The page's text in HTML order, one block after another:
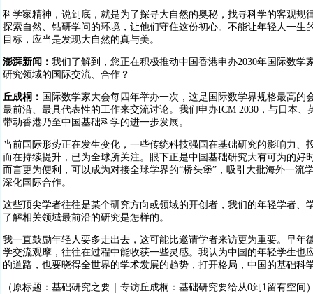
科学家精神，说到底，就是为了探寻大自然的奥秘，找寻科学的客观
探索自然、钻研学问的环境，让他们守住这份初心。不能让年轻人一生
目标，应当是发现大自然的真与美。
澎湃新闻： 我们了解到，您正在积极推动中国香港申办2030年国际数
研究领域的国际交流、合作？
丘成桐： 国际数学家大会每四年举办一次，这是国际数学界规格最高
最前沿、最具代表性的工作来交流讨论。我们申办ICM 2030，与日本
带动香港乃至中国基础科学的进一步发展。
当前国际形势正在发生变化，一些传统科技强国在基础研究的影响力
而在持续提升，已为全球所关注。眼下正是中国基础研究大有可为的
而言更为便利，可以成为对接全球学界的“桥头堡”，吸引大批海外一
深化国际合作。
这些顶尖学者往往是某个研究方向或领域的开创者，我们的年轻学者
了解相关领域最前沿的研究是怎样的。
我一直鼓励年轻人要多走出去，这可能比邀请学者来访更为重要。早
学交流观摩，往往在过程中能收获一些灵感。我认为中国的年轻学生
的道路，也要晓得全世界的学术发展的趋势，打开格局，中国的基础科
（原标题：基础研究之要｜专访丘成桐：基础研究要给从0到1留有空间